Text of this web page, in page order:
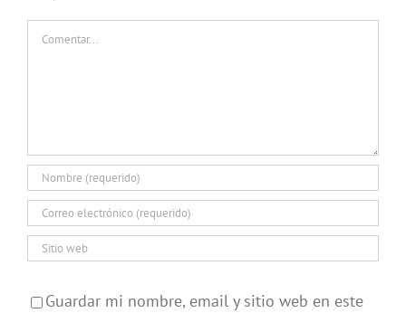
Comentar
Guardar mi nombre, email y sitio web en este